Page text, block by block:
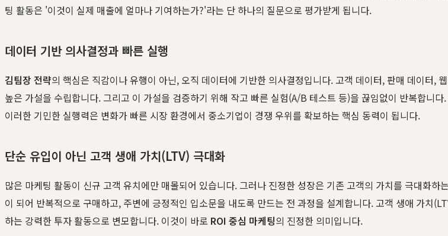
팅 활동은 '이것이 실제 매출에 얼마나 기여하는가?'라는 단 하나의 질문으로 평가받게 됩니다.
데이터 기반 의사결정과 빠른 실행
김팀장 전략의 핵심은 직감이나 유행이 아닌, 오직 데이터에 기반한 의사결정입니다. 고객 데이터, 판매 데이터,
높은 가설을 수립합니다. 그리고 이 가설을 검증하기 위해 작고 빠른 실험(A/B 테스트 등)을 끊임없이 반복합니
이러한 기민한 실행력은 변화가 빠른 시장 환경에서 중소기업이 경쟁 우위를 확보하는 핵심 동력이 됩니다.
단순 유입이 아닌 고객 생애 가치(LTV) 극대화
많은 마케팅 활동이 신규 고객 유치에만 매몰되어 있습니다. 그러나 진정한 성장은 기존 고객의 가치를 극대화
이 되어 반복적으로 구매하고, 주변에 긍정적인 입소문을 내도록 만드는 전 과정을 설계합니다. 고객 생애 가치
하는 강력한 투자 활동으로 변모합니다. 이것이 바로 ROI 중심 마케팅의 진정한 의미입니다.